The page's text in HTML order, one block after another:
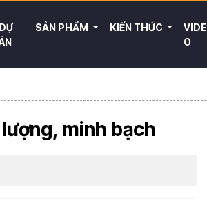
DỰ
SẢN PHẨM KIẾN THỨC
VIDE
O
minh bạch